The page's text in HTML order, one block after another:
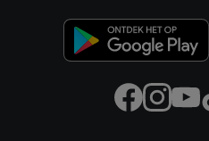
Criteo S.A. beschikt, aan jou
Onder "Aanpassen" kun je
je instemt. Verder kan je er meer